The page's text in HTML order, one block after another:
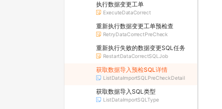
执行数据变更工单
ExecuteDataCorrect
重新执行数据变更工单预检查
RetryDataCorrectPreCheck
重新执行失败的数据变更SQL任务
RestartDataCorrectSQLJob
获取数据导入预检SQL详情
ListDataImportSQLPreCheckDetail
获取数据导入SQL类型
ListDataImportSQLType